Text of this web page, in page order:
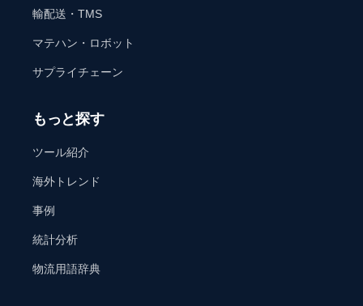
輸配送・TMS
マテハン・ロボット
サプライチェーン
もっと探す
ツール紹介
海外トレンド
事例
統計分析
物流用語辞典